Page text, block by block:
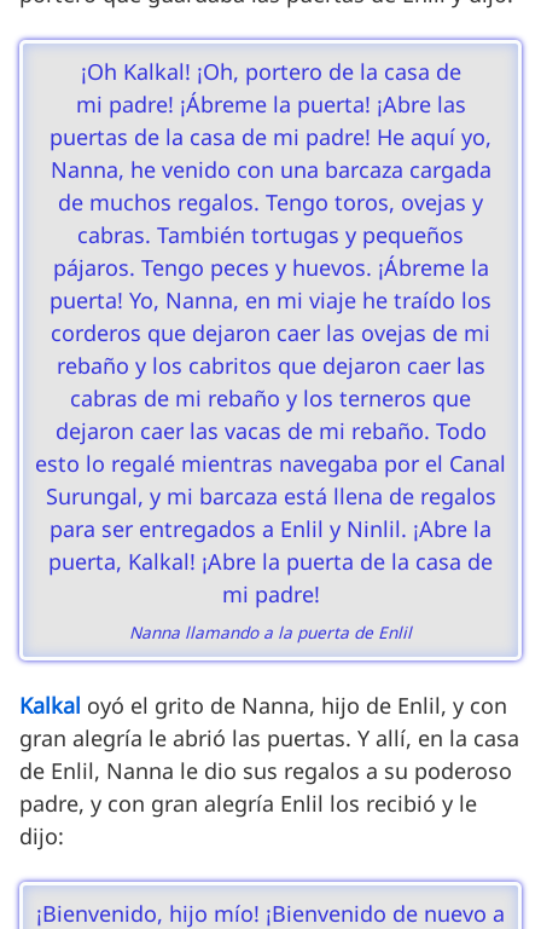
¡Oh Kalkal! ¡Oh, portero de la casa de
mi padre! ¡Ábreme la puerta! ¡Abre las
puertas de la casa de mi padre! He aquí yo,
Nanna, he venido con una barcaza cargada
de muchos regalos. Tengo toros, ovejas y
cabras. También tortugas y pequeños
pájaros. Tengo peces y huevos. ¡Ábreme la
puerta! Yo, Nanna, en mi viaje he traído los
corderos que dejaron caer las ovejas de mi
rebaño y los cabritos que dejaron caer las
cabras de mi rebaño y los terneros que
dejaron caer las vacas de mi rebaño. Todo
esto lo regalé mientras navegaba por el Canal
Surungal, y mi barcaza está llena de regalos
para ser entregados a Enlil y Ninlil. ¡Abre la
puerta, Kalkal! ¡Abre la puerta de la casa de
mi padre!
Nanna llamando a la puerta de Enlil
Kalkal oyó el grito de Nanna, hijo de Enlil, y con
gran alegría le abrió las puertas. Y allí, en la casa
de Enlil, Nanna le dio sus regalos a su poderoso
padre, y con gran alegría Enlil los recibió y le
dijo:
¡Bienvenido, hijo mío! ¡Bienvenido de nuevo a